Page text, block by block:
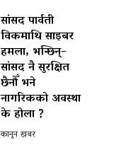
सांसद पार्वती
विकमाथि साइबर
हमला, भन्छिन्–
सांसद नै सुरक्षित
छैनौँ भने
नागरिकको अवस्था
के होला ?
कानून खबर